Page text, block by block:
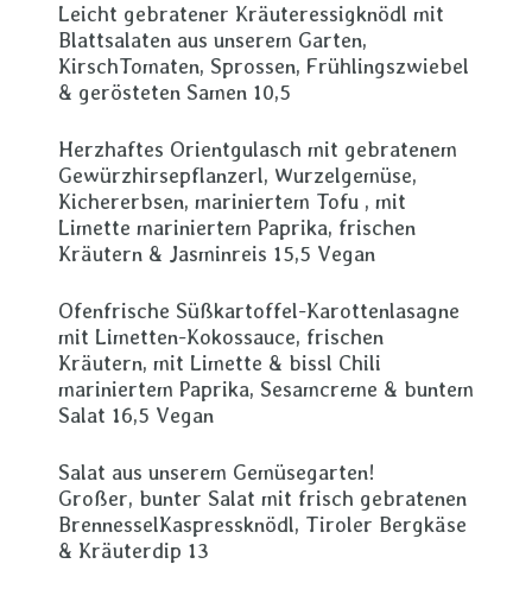
Leicht gebratener Kräuteressigknödl mit
Blattsalaten aus unserem Garten,
KirschTomaten, Sprossen, Frühlingszwiebel
& gerösteten Samen 10,5
Herzhaftes Orientgulasch mit gebratenem
Gewürzhirsepflanzerl, Wurzelgemüse,
Kichererbsen, mariniertem Tofu , mit
Limette mariniertem Paprika, frischen
Kräutern & Jasminreis 15,5 Vegan
Ofenfrische Süßkartoffel-Karottenlasagne
mit Limetten-Kokossauce, frischen
Kräutern, mit Limette & bissl Chili
mariniertem Paprika, Sesamcreme & buntem
Salat 16,5 Vegan
Salat aus unserem Gemüsegarten!
Großer, bunter Salat mit frisch gebratenen
BrennesselKaspressknödl, Tiroler Bergkäse
& Kräuterdip 13